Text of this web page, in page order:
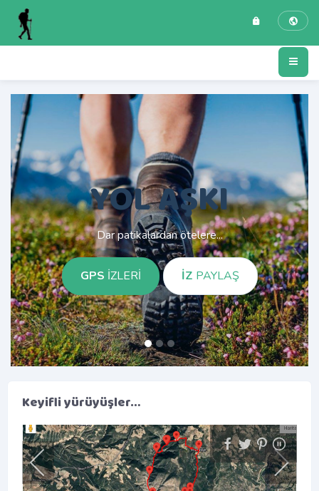
YOL AŞKI
Dar patikalardan ötelere...
GPS İZLERİ İZ PAYLAŞ
Keyifli yürüyüşler…